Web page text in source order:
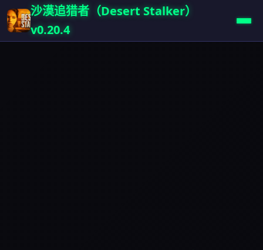
沙漠追猎者（Desert Stalker）
v0.20.4